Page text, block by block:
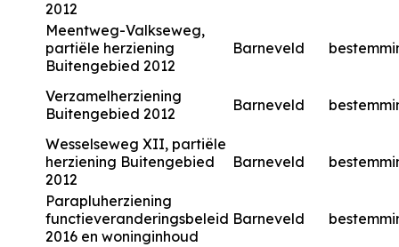
2012
Meentweg-Valkseweg,
partiële herziening
Buitengebied 2012
Barneveld
Verzamelherziening
Buitengebied 2012
Barneveld
Wesselseweg XII, partiële
herziening Buitengebied
2012
Barneveld
Parapluherziening
functieveranderingsbeleid
2016 en woninginhoud
Barneveld